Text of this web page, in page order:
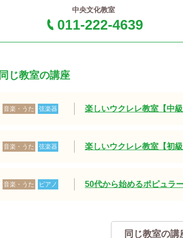
中央文化教室
011-222-4639
同じ教室の講座
音楽・うた 弦楽器 楽しいウクレレ教室【中
音楽・うた 弦楽器 楽しいウクレレ教室【初
音楽・うた ピアノ 50代から始めるポピュラ
同じ教室の